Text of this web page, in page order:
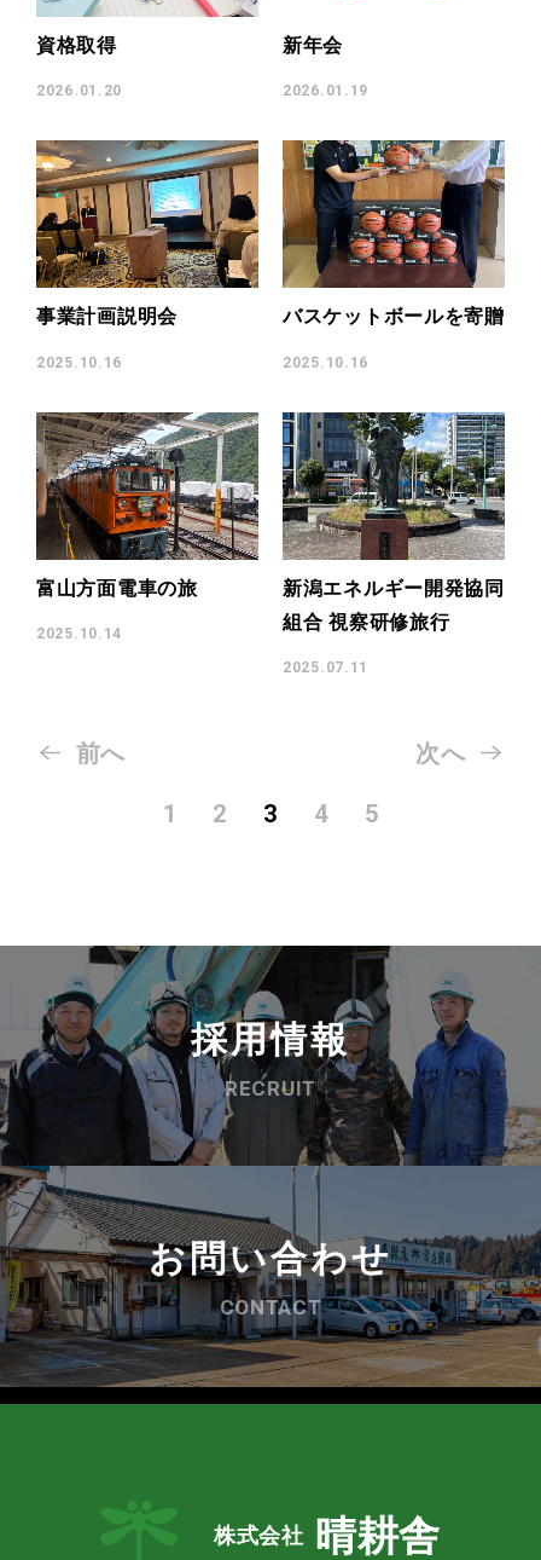
休日カレンダー
CALENDAR
お問い合わせ
CONTACT
お知らせ 施工実績
資格取得
2026.01.20
新年会
2026.01.19
事業計画説明会
2025.10.16
バスケットボールを寄贈
2025.10.16
富山方面電車の旅
2025.10.14
新潟エネルギー開発協同
組合 視察研修旅行
2025.07.11
前へ
1 2 3 4 5
次へ
採用情報
RECRUIT
お問い合わせ
CONTACT
株式会社 晴耕舎